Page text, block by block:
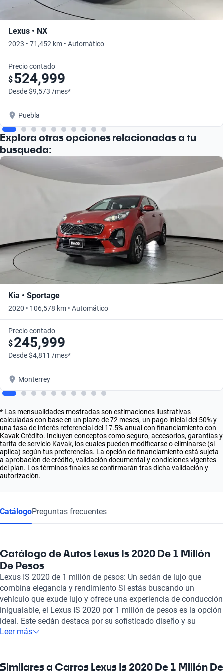
Lexus • NX
2023 • 71,452 km • Automático
Precio contado
$524,999
Desde $9,573 /mes*
Puebla
Explora otras opciones relacionadas a tu
busqueda:
Kia • Sportage
2020 • 106,578 km • Automático
Precio contado
$245,999
Desde $4,811 /mes*
Monterrey
* Las mensualidades mostradas son estimaciones ilustrativas
calculadas con base en un plazo de 72 meses, un pago inicial del 50% y
una tasa de interés referencial del 17.5% anual con financiamiento con
Kavak Crédito. Incluyen conceptos como seguro, accesorios, garantías y
tarifa de servicio Kavak, los cuales pueden modificarse o eliminarse (si
aplica) según tus preferencias. La opción de financiamiento está sujeta
a aprobación de crédito, validación documental y condiciones vigentes
del plan. Los términos finales se confirmarán tras dicha validación y
autorización.
CatálogoPreguntas frecuentes
Catálogo de Autos Lexus Is 2020 De 1 Millón
De Pesos
Lexus IS 2020 de 1 millón de pesos: Un sedán de lujo que
combina elegancia y rendimiento Si estás buscando un
vehículo que exude lujo y ofrece una experiencia de conducción
inigualable, el Lexus IS 2020 por 1 millón de pesos es la opción
ideal. Este sedán destaca por su sofisticado diseño y su
potente rendimiento, que se complementa con una serie de
atmósfera de tranquilidad, el Lexus IS 2020 se convierte en un
Leer más
Similares a Carros Lexus Is 2020 De 1 Millón De